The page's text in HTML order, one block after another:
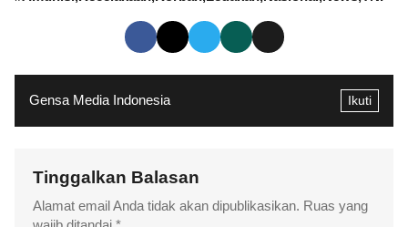
Gensa Media Indonesia Ikuti
Tinggalkan Balasan
Alamat email Anda tidak akan dipublikasikan. Ruas yang